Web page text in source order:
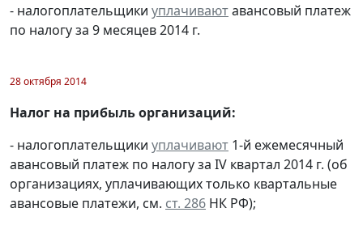
- налогоплательщики уплачиваютавансовый платеж
по налогу за 9 месяцев 2014 г.
28 октября 2014
Налог на прибыль организаций:
- налогоплательщики уплачивают 1-й ежемесячный
авансовый платеж по налогу за IV квартал 2014 г. (об
организациях, уплачивающих только квартальные
авансовые платежи, см. ст. 286 НК РФ);